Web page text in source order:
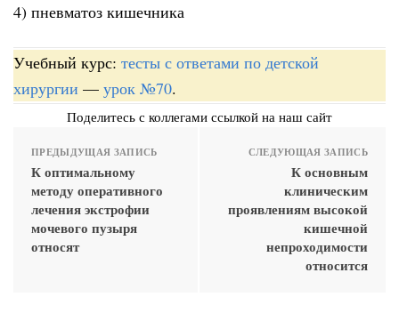
4) пневматоз кишечника
Учебный курс: тесты с ответами по детской
хирургии — урок №70.
Поделитесь с коллегами ссылкой на наш сайт
ПРЕДЫДУЩАЯ ЗАПИСЬ
К оптимальному
методу оперативного
лечения экстрофии
мочевого пузыря
относят
СЛЕДУЮЩАЯ ЗАПИСЬ
К основным
клиническим
проявлениям высокой
кишечной
непроходимости
относится